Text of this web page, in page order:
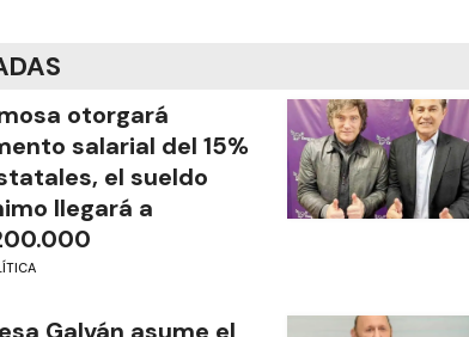
otorgará
salarial del 15%
el sueldo
llegará a